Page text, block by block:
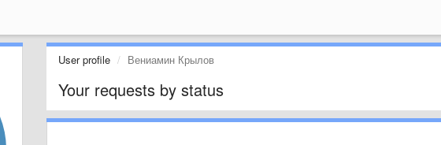
User profile Вениамин Крылов
Your requests by status